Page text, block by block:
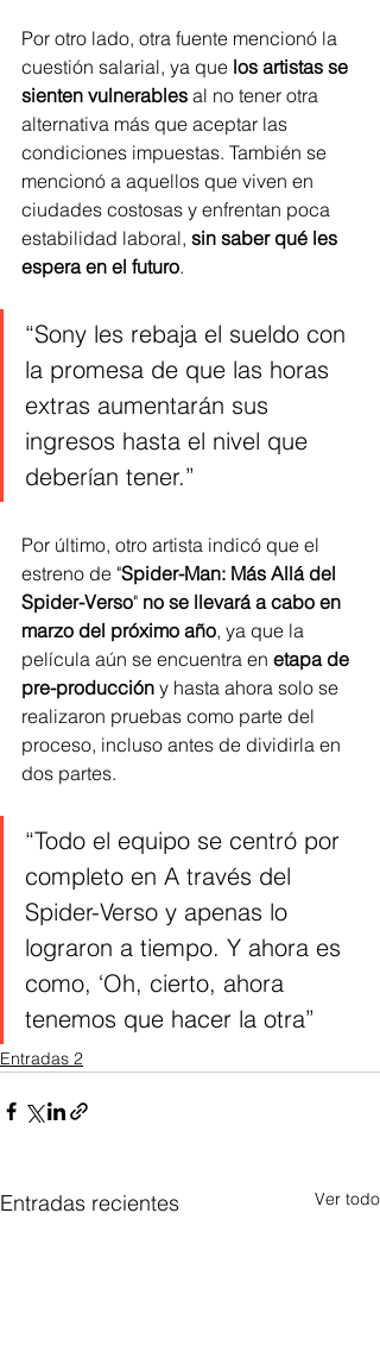
Por otro lado, otra fuente mencionó la
cuestión salarial, ya que los artistas se
sienten vulnerables al no tener otra
alternativa más que aceptar las
condiciones impuestas. También se
mencionó a aquellos que viven en
ciudades costosas y enfrentan poca
estabilidad laboral, sin saber qué les
espera en el futuro.
“Sony les rebaja el sueldo con
la promesa de que las horas
extras aumentarán sus
ingresos hasta el nivel que
deberían tener.”
Por último, otro artista indicó que el
estreno de "Spider-Man: Más Allá del
Spider-Verso" no se llevará a cabo en
marzo del próximo año, ya que la
película aún se encuentra en etapa de
pre-producción y hasta ahora solo se
realizaron pruebas como parte del
proceso, incluso antes de dividirla en
dos partes.
“Todo el equipo se centró por
completo en A través del
Spider-Verso y apenas lo
lograron a tiempo. Y ahora es
como, ‘Oh, cierto, ahora
tenemos que hacer la otra”
Entradas 2
Entradas recientes Ver todo